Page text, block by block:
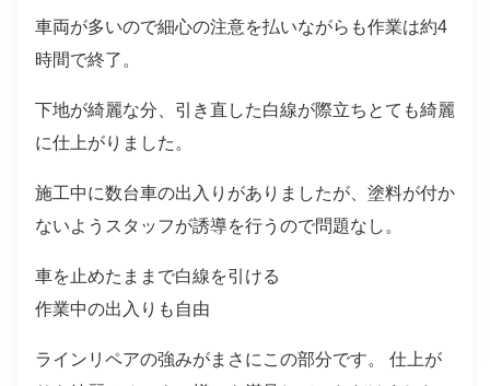
車両が多いので細心の注意を払いながらも作業は約4
時間で終了。
下地が綺麗な分、引き直した白線が際立ちとても綺麗
に仕上がりました。
施工中に数台車の出入りがありましたが、塗料が付か
ないようスタッフが誘導を行うので問題なし。
車を止めたままで白線を引ける
作業中の出入りも自由
ラインリペアの強みがまさにこの部分です。 仕上が